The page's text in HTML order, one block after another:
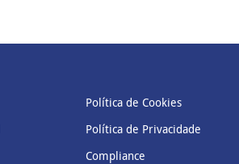
Política de Cookies
Política de Privacidade
Compliance